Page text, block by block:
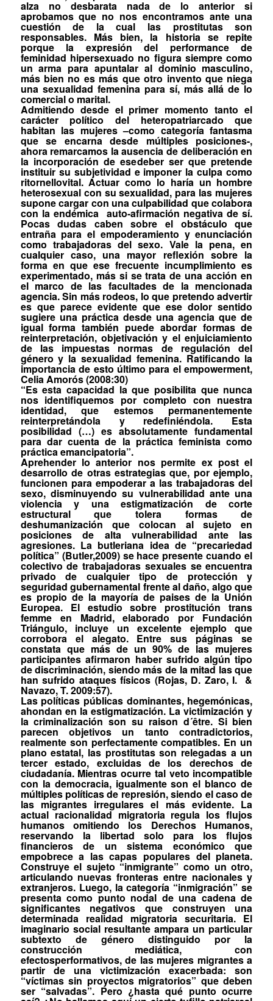
alza no desbarata nada de lo anterior si
aprobamos que no nos encontramos ante una
cuestión de la cual las prostitutas son
responsables. Más bien, la historia se repite
porque la expresión del performancede
feminidad hipersexuado no figura siempre como
un arma para apuntalar al dominio masculino,
más bien no es más que otro invento que niega
una sexualidad femenina para sí, más allá de lo
comercial o marital.
Admitiendo desde el primer momento tanto el
carácter político del heteropatriarcado que
habitan las mujeres –como categoría fantasma
que se encarna desde múltiples posiciones-,
ahora remarcamos la ausencia de deliberación en
la incorporación de esedeber serque pretende
instituir su subjetividad e imponer la culpa como
ritornellovital. Actuar como lo haría un hombre
heterosexual con su sexualidad, para las mujeres
supone cargar con una culpabilidad que colabora
con la endémica auto-afirmación negativa de sí.
Pocas dudas caben sobre el obstáculo que
entraña para el empoderamiento y enunciación
como trabajadoras del sexo. Vale la pena, en
cualquier caso, una mayor reflexión sobre la
forma en que ese frecuente incumplimiento es
experimentado, más si se trata de una acción en
el marco de las facultades de la mencionada
agencia. Sin más rodeos, lo que pretendo advertir
es que parece evidente que ese dolor sentido
sugiere una práctica desde una agencia que de
igual forma también puede abordar formas de
reinterpretación, objetivación y el enjuiciamiento
de las impuestas normas de regulación del
género y la sexualidad femenina. Ratificando la
importancia de esto último para elempowerment,
Celia Amorós (2008:30)
“Es esta capacidad la que posibilita que nunca
nos identifiquemos por completo con nuestra
identidad, que estemos permanentemente
reinterpretándola y redefiniéndola. Esta
posibilidad (…) es absolutamente fundamental
para dar cuenta de la práctica feminista como
práctica emancipatoria”.
Aprehender lo anterior nos permite ex post el
desarrollo de otras estrategias que, por ejemplo,
funcionen para empoderar a las trabajadoras del
sexo, disminuyendo su vulnerabilidad ante una
violencia y una estigmatización de corte
estructural que tolera formas de
deshumanización que colocan al sujeto en
posiciones de alta vulnerabilidad ante las
agresiones. La butleriana idea de “precariedad
política” (Butler,2009) se hace presente cuando el
colectivo de trabajadoras sexuales se encuentra
privado de cualquier tipo de protección y
seguridad gubernamental frente al daño, algo que
es propio de la mayoría de paises de la Unión
Europea. El estudio sobre prostitución trans
femme en Madrid, elaborado por Fundación
Triángulo, incluye un excelente ejemplo que
corrobora el alegato. Entre sus páginas se
constata que más de un 90% de las mujeres
participantes afirmaron haber sufrido algún tipo
de discriminación, siendo más de la mitad las que
han sufrido ataques físicos (Rojas, D. Zaro, I. &
Navazo, T. 2009:57).
Las políticas públicas dominantes, hegemónicas,
ahondan en la estigmatización. La victimización y
la criminalización son su raison d´être. Si bien
parecen objetivos un tanto contradictorios,
realmente son perfectamente compatibles. En un
plano estatal, las prostitutas son relegadas a un
tercer estado, excluidas de los derechos de
ciudadanía. Mientras ocurre tal veto incompatible
con la democracia, igualmente son el blanco de
múltiples políticas de represión, siendo el caso de
las migrantes irregulares el más evidente. La
actual racionalidad migratoria regula los flujos
humanos omitiendo los Derechos Humanos,
reservando la libertad solo para los flujos
financieros de un sistema económico que
empobrece a las capas populares del planeta.
Construye el sujeto “inmigrante” como unotro,
articulando nuevas fronteras entre nacionales y
extranjeros. Luego, la categoría “inmigración” se
presenta comopunto nodal de una cadena de
significantes negativos que construyen una
determinada realidad migratoria securitaria. El
imaginario social resultante ampara un particular
subtexto de género distinguido por la
construcción mediática, con
efectosperformativos, de las mujeres migrantes a
partir de una victimización exacerbada: son
“víctimas sin proyectos migratorios” que deben
ser “salvadas”. Pero ¿hasta qué punto ocurre